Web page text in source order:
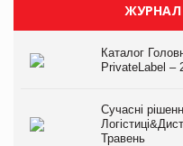
ЖУРНАЛ
Каталог
PrivateLabel –
Сучасні
Травень